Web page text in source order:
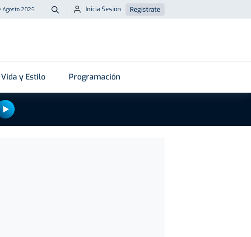
Agosto 2026 Buscar
Inicia Sesión Regístrate
Vida y Estilo Programación